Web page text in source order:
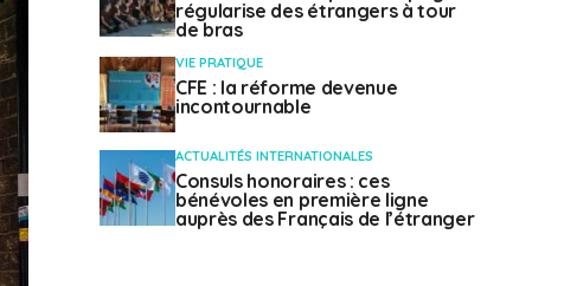
régularise des étrangers à tour
de bras
VIE PRATIQUE
CFE : la réforme devenue
incontournable
ACTUALITÉS INTERNATIONALES
Consuls honoraires : ces
bénévoles en première ligne
auprès des Français de l’étranger